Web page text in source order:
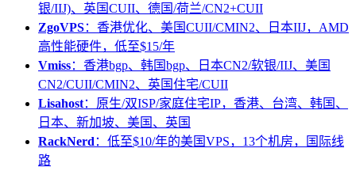
银/IIJ)、英国CUII、德国/荷兰/CN2+CUII
ZgoVPS：香港优化、美国CUII/CMIN2、日本IIJ，AMD
高性能硬件，低至$15/年
Vmiss：香港bgp、韩国bgp、日本CN2/软银/IIJ、美国
CN2/CUII/CMIN2、英国住宅/CUII
Lisahost：原生/双ISP/家庭住宅IP，香港、台湾、韩国、
日本、新加坡、美国、英国
RackNerd ：低至$10/年的美国VPS，13个机房，国际线
路